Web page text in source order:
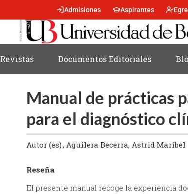
Menu
encabezado
-
Centro
Admisiones Aspirantes
Revistas Documentos Editoriales
Manual de prácticas
para el diagnóstico
Autor (es) Aguilera Becerra, Astrid Maribel
Reseña
El presente manual recoge la experiencia